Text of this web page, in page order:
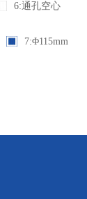
6:通孔空心
7:Φ115mm